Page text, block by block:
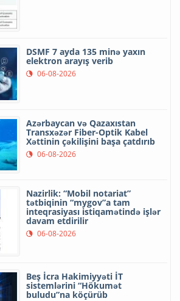
DSMF 7 ayda 135 minə yaxın
elektron arayış verib
06-08-2026
Azərbaycan və Qazaxıstan
Transxəzər Fiber-Optik Kabel
Xəttinin çəkilişini başa çatdırıb
06-08-2026
Nazirlik: “Mobil notariat”
tətbiqinin “mygov”a tam
inteqrasiyası istiqamətində işlər
davam etdirilir
06-08-2026
Beş İcra Hakimiyyəti İT
sistemlərini “Hökumət
buludu”na köçürüb